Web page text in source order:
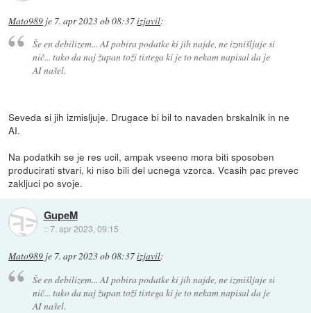
Mato989 je 7. apr 2023 ob 08:37izjavil:
Še en debilizem... AI pobira podatke ki jih najde, ne izmišljuje si
nič... tako da naj župan toži tistega ki je to nekam napisal da je
AI našel.
Seveda si jih izmisljuje. Drugace bi bil to navaden brskalnik in ne
AI.
Na podatkih se je res ucil, ampak vseeno mora biti sposoben
producirati stvari, ki niso bili del ucnega vzorca. Vcasih pac prevec
zakljuci po svoje.
GupeM
::7. apr 2023, 09:15
Mato989 je 7. apr 2023 ob 08:37izjavil:
Še en debilizem... AI pobira podatke ki jih najde, ne izmišljuje si
nič... tako da naj župan toži tistega ki je to nekam napisal da je
AI našel.